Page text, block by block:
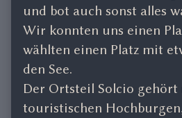
und bot auch sonst alles
Wir konnten uns einen
wählten einen Platz mit
den See.
Der Ortsteil Solcio gehört
touristischen